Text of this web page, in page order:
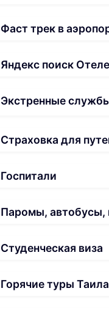
Фаст трек в
Яндекс поиск
Экстренные
Страховка для
Госпитали
Паромы, автобусы,
Студенческая виза
Горячие туры